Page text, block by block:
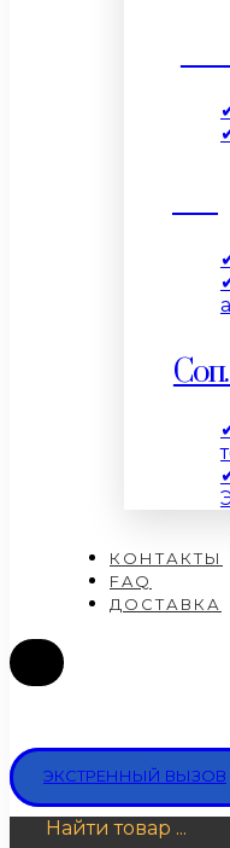
КОНТАКТЫ
FAQ
ДОСТАВКА
ЭКСТРЕННЫЙ ВЫЗОВ
Найти товар ...